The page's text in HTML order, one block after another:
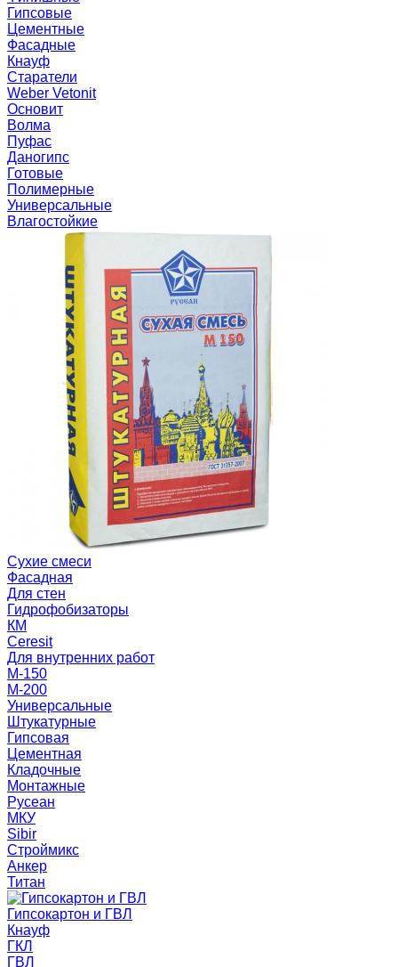
Гипсовые
Цементные
Фасадные
Кнауф
Старатели
Weber Vetonit
Основит
Волма
Пуфас
Даногипс
Готовые
Полимерные
Универсальные
Влагостойкие
Сухие смеси
Фасадная
Для стен
Гидрофобизаторы
КМ
Ceresit
Для внутренних работ
М-150
М-200
Универсальные
Штукатурные
Гипсовая
Цементная
Кладочные
Монтажные
Русеан
МКУ
Sibir
Строймикс
Анкер
Титан
Гипсокартон и ГВЛ
Кнауф
ГКЛ
ГВЛ